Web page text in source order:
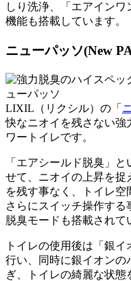
しり洗浄、「エアイン
機能も搭載しています。
ニューパッソ(New
LIXIL（リクシル）の「
快なニオイを残さない強
ワートイレです。
「 エアシールド脱臭 」
せて、ニオイの上昇を捉
を残す事なく、トイレ空
さらにスイッチ操作する
脱臭モード も搭載されて
トイレの使用後は「銀
行い、同時に銀イオンの
ぎ、トイレの綺麗な状態